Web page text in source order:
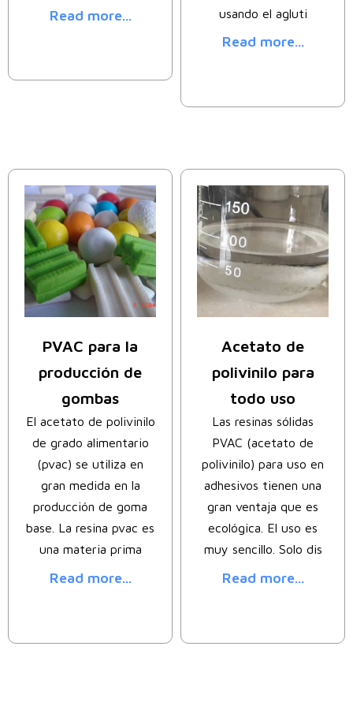
Read more...
usando el agluti
Read more...
PVAC para la
producción de
gombas
El acetato de polivinilo
de grado alimentario
(pvac) se utiliza en
gran medida en la
producción de goma
base. La resina pvac es
una materia prima
Read more...
Acetato de
polivinilo para
todo uso
Las resinas sólidas
PVAC (acetato de
polivinilo) para uso en
adhesivos tienen una
gran ventaja que es
ecológica. El uso es
muy sencillo. Solo dis
Read more...